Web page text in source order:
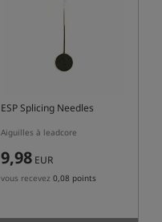
ESP Splicing Needles
Aiguilles à leadcore
9,98 EUR
vous recevez 0,08 points